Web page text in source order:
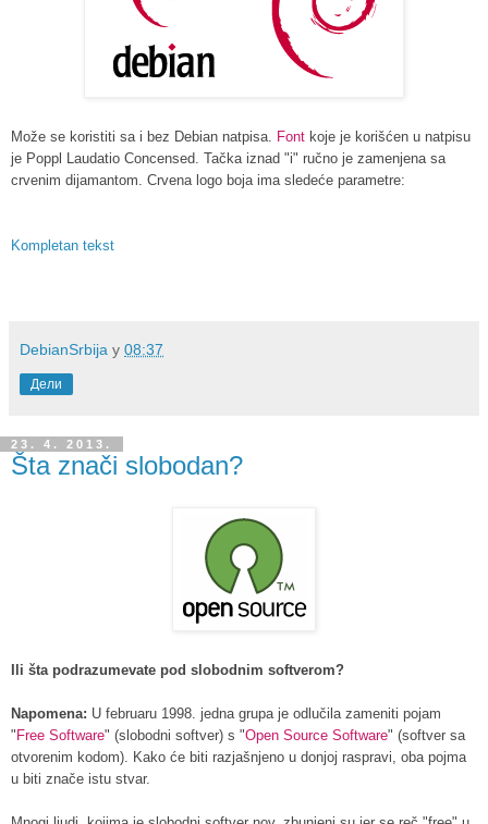
Može se koristiti sa i bez Debian natpisa. Font koje je korišćen u natpisu
je Poppl Laudatio Concensed. Tačka iznad "i" ručno je zamenjena sa
crvenim dijamantom. Crvena logo boja ima sledeće parametre:
Kompletan tekst
DebianSrbija у 08:37
Дели
23. 4. 2013.
Šta znači slobodan?
Ili šta podrazumevate pod slobodnim softverom?
Napomena: U februaru 1998. jedna grupa je odlučila zameniti pojam
" Free Software" (slobodni softver) s "Open Source Software" (softver sa
otvorenim kodom). Kako će biti razjašnjeno u donjoj raspravi, oba pojma
u biti znače istu stvar.